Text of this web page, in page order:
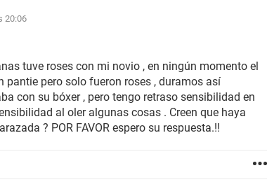
20:06
tuve roses con mi novio , en ningún momento el
pantie pero solo fueron roses , duramos así
con su bóxer , pero tengo retraso sensibilidad en
al oler algunas cosas . Creen que haya
? POR FAVOR espero su respuesta.!!